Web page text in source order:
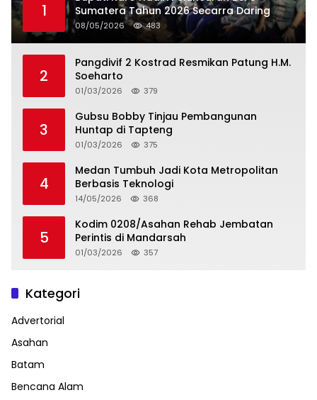
1
Sumatera Tahun 2026 Secarra Daring
08/05/2026 483
2
Pangdivif 2 Kostrad Resmikan Patung H.M.
Soeharto
01/03/2026 379
3
Gubsu Bobby Tinjau Pembangunan
Huntap di Tapteng
01/03/2026 375
4
Medan Tumbuh Jadi Kota Metropolitan
Berbasis Teknologi
14/05/2026 368
5
Kodim 0208/Asahan Rehab Jembatan
Perintis di Mandarsah
01/03/2026 357
Kategori
Advertorial
Asahan
Batam
Bencana Alam